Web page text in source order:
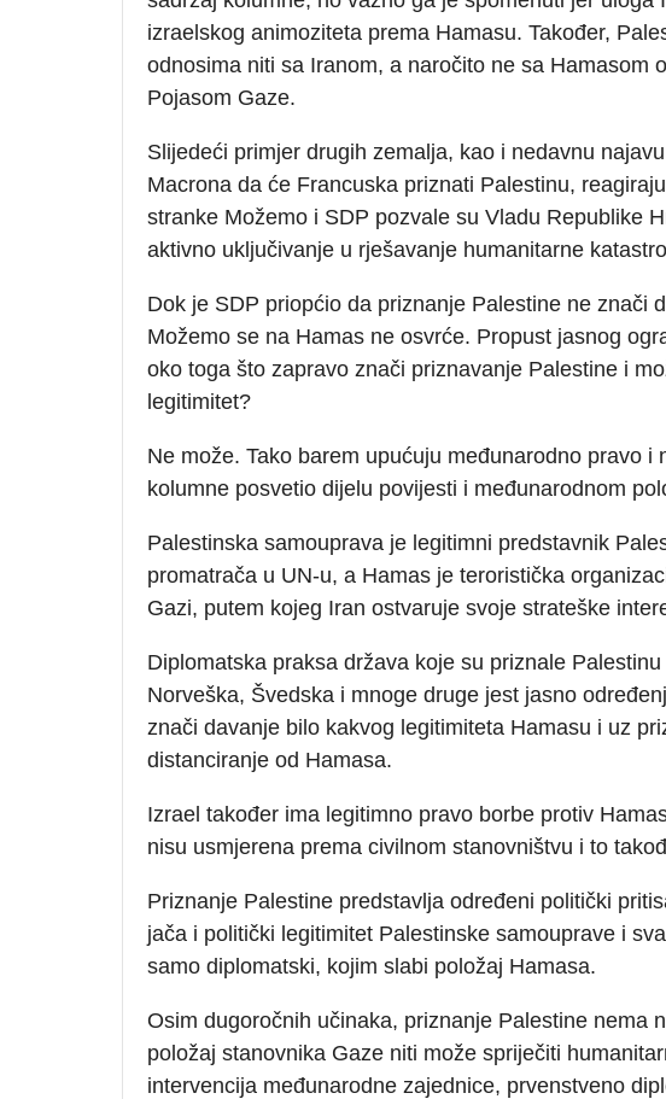
izraelskog animoziteta prema Hamasu. Također,
odnosima niti sa Iranom, a naročito ne sa Hamasom
Pojasom Gaze.
Slijedeći primjer drugih zemalja, kao i nedavnu
Macrona da će Francuska priznati Palestinu,
stranke Možemo i SDP pozvale su Vladu Republike
aktivno uključivanje u rješavanje humanitarne
Dok je SDP priopćio da priznanje Palestine ne znači
Možemo se na Hamas ne osvrće. Propust jasnog
oko toga što zapravo znači priznavanje Palestine i
legitimitet?
Ne može. Tako barem upućuju međunarodno pravo
kolumne posvetio dijelu povijesti i međunarodnom
Palestinska samouprava je legitimni predstavnik
promatrača u UN-u, a Hamas je teroristička
Gazi, putem kojeg Iran ostvaruje svoje strateške
Diplomatska praksa država koje su priznale
Norveška, Švedska i mnoge druge jest jasno
znači davanje bilo kakvog legitimiteta Hamasu i uz
distanciranje od Hamasa.
Izrael također ima legitimno pravo borbe protiv
nisu usmjerena prema civilnom stanovništvu i to
Priznanje Palestine predstavlja određeni politički
jača i politički legitimitet Palestinske samouprave i
samo diplomatski, kojim slabi položaj Hamasa.
Osim dugoročnih učinaka, priznanje Palestine nema
položaj stanovnika Gaze niti može spriječiti
intervencija međunarodne zajednice, prvenstveno